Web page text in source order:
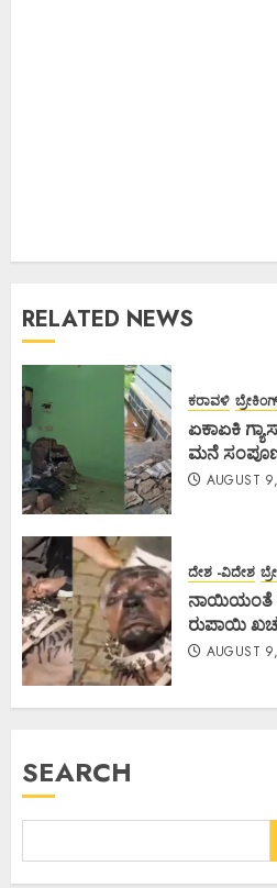
RELATED NEWS
ಕರಾವಳಿ
ಏಕಾಏಕಿ
ಮನೆ
AUGUST
ದೇಶ -ವಿದೇಶ
ನಾಯಿಯಂತೆ
ರುಪಾಯಿ
AUGUST
SEARCH